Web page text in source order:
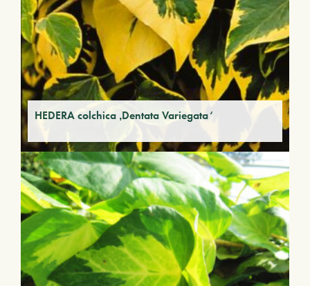
HEDERA colchica ‚Dentata Variegata‘